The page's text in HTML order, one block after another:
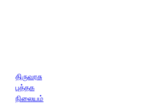
திருவரசு
புத்தக
நிலையம்